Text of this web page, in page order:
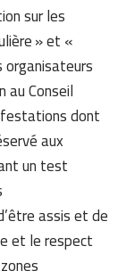
sur les
» et «
Conseil
dont
aux
un test
assis et de
et le respect